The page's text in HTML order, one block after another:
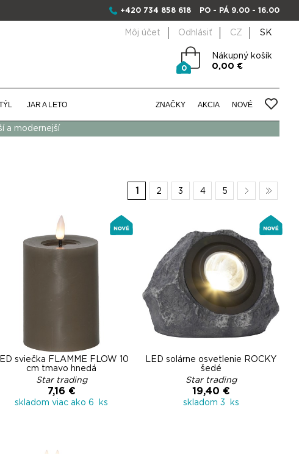
+420 734 858 618 PO - PÁ 9.00 - 16.00
Môj účet Odhlásiť CZ SK
Nákupný košík
0,00 €
0
JAR A LETO ZNAČKY AKCIA NOVÉ
a modernejší
2 3 4 5
sviečka FLAMME FLOW 10
cm tmavo hnedá
Star trading
7,16 €
skladom viac ako 6 ks
LED solárne osvetlenie ROCKY
šedé
Star trading
19,40 €
skladom 3 ks